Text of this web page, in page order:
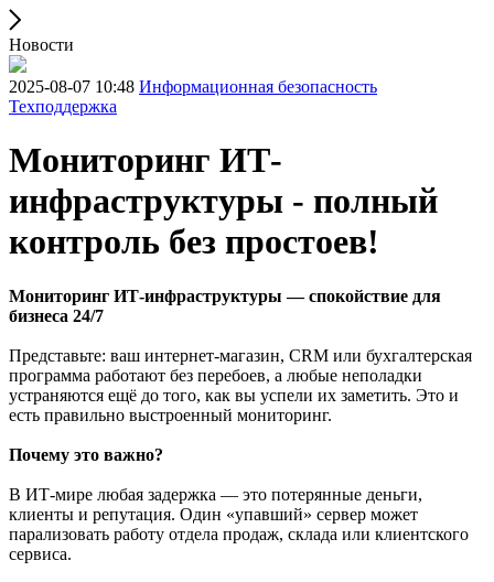
Новости
2025-08-07 10:48 Информационная безопасность
Техподдержка
Мониторинг ИТ-
инфраструктуры - полный
контроль без простоев!
Мониторинг ИТ-инфраструктуры — спокойствие для
бизнеса 24/7
Представьте: ваш интернет-магазин, CRM или бухгалтерская
программа работают без перебоев, а любые неполадки
устраняются ещё до того, как вы успели их заметить. Это и
есть правильно выстроенный мониторинг.
Почему это важно?
В ИТ-мире любая задержка — это потерянные деньги,
клиенты и репутация. Один «упавший» сервер может
парализовать работу отдела продаж, склада или клиентского
сервиса.